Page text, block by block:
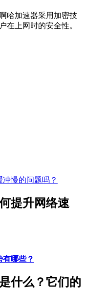
啊哈加速器采用加密技
在上网时的安全性。
慢的问题吗？
提升网络速
哪些？
什么？它们的